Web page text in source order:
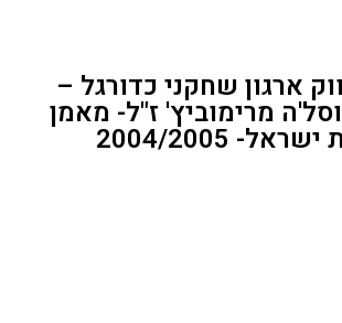
ארגון שחקני כדורגל –
מרימוביץ' ז"ל- מאמן
2004/2005